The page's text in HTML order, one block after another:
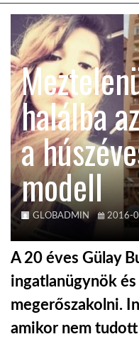
HÍR3D
TROPICALMAGAZIN
GLOBOTV
AFRIKA TUDÁSTÁR
A NAP SZÉPE
LINKTR.EE
GLOBOZSARU
halálba
a
modell
GLOBADMIN 2016-
A 20 éves Gülay
ingatlanügynök
megerőszakolni.
amikor nem